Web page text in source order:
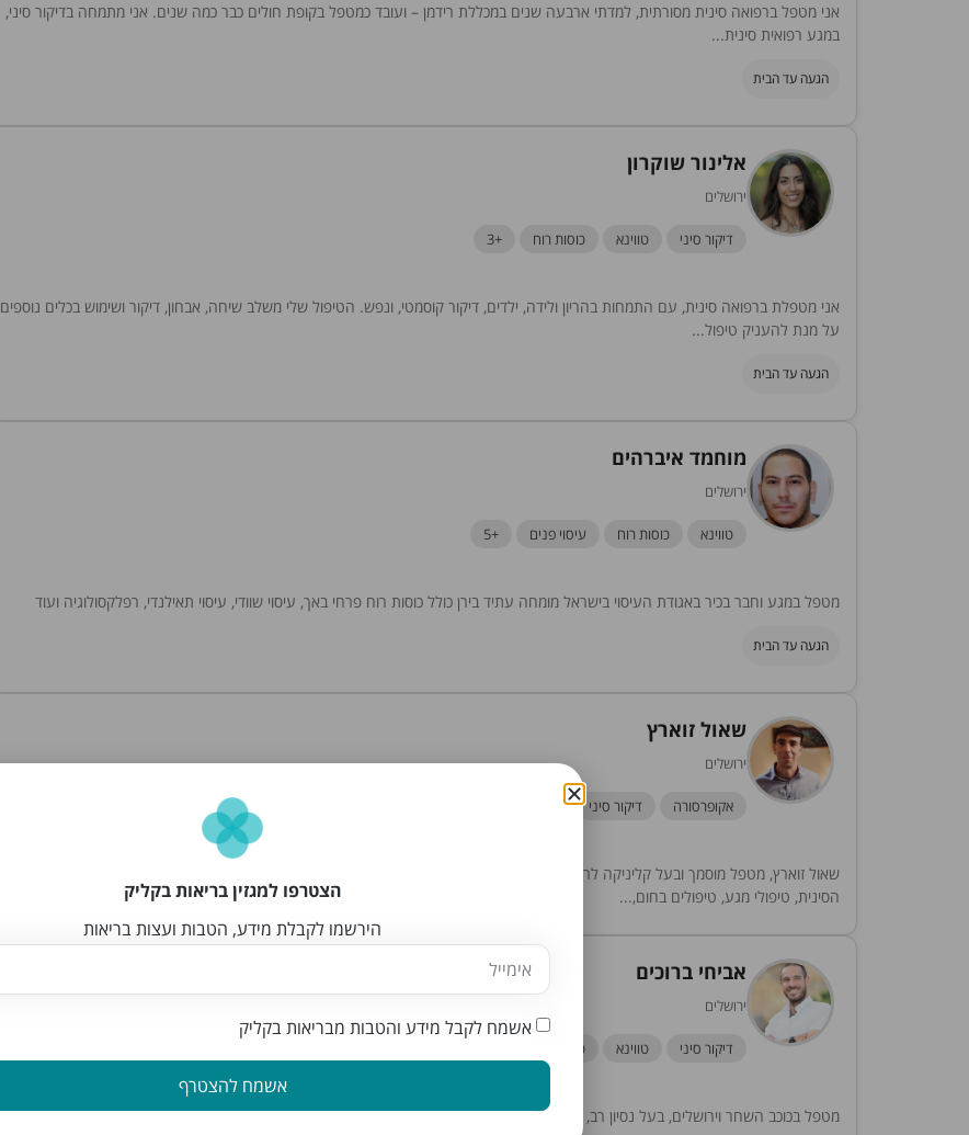
אני מטפל ברפואה סינית מסורתית, למדתי ארבעה שנים במכללת רידמן – ועובד כמטפל בקופת חולים כבר כמה שנים. אני מתמחה בדיקור סיני,
במגע רפואית סינית...
הגעה עד הבית
אלינור שוקרון
ירושלים
דיקור סיני טווינא כוסות רוח +3
אני מטפלת ברפואה סינית, עם התמחות בהריון ולידה, ילדים, דיקור קוסמטי, ונפש. הטיפול שלי משלב שיחה, אבחון, דיקור ושימוש בכלים נוספים
על מנת להעניק טיפול...
הגעה עד הבית
מוחמד איברהים
ירושלים
טווינא כוסות רוח עיסוי פנים +5
מטפל במגע וחבר בכיר באגודת העיסוי בישראל מומחה עתיד בירן כולל כוסות רוח פרחי באך, עיסוי שוודי, עיסוי תאילנדי, רפלקסולוגיה ועוד
הגעה עד הבית
שאול זוארץ
ירושלים
אקופרסורה דיקור סיני
הסינית, טיפולי מגע, טיפולים בחום,...
אביחי ברוכים
ירושלים
דיקור סיני טווינא כוסות רוח
מטפל בכוכב השחר וירושלים, בעל נסיון רב, חכמה ורגישות
הצטרפו למגזין בריאות בקליק
הירשמו לקבלת מידע, הטבות ועצות בריאות
אשמח לקבל מידע והטבות מבריאות בקליק
אשמח להצטרף